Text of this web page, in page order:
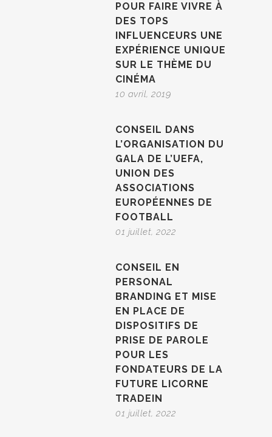
POUR FAIRE VIVRE À
DES TOPS
INFLUENCEURS UNE
EXPÉRIENCE UNIQUE
SUR LE THÈME DU
CINÉMA
10 avril, 2019
CONSEIL DANS
L’ORGANISATION DU
GALA DE L’UEFA,
UNION DES
ASSOCIATIONS
EUROPÉENNES DE
FOOTBALL
01 juillet, 2022
CONSEIL EN
PERSONAL
BRANDING ET MISE
EN PLACE DE
DISPOSITIFS DE
PRISE DE PAROLE
POUR LES
FONDATEURS DE LA
FUTURE LICORNE
TRADEIN
01 juillet, 2022